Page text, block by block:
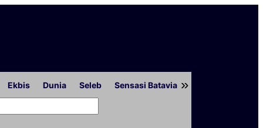
Ekbis Dunia Seleb Sensasi Batavia »